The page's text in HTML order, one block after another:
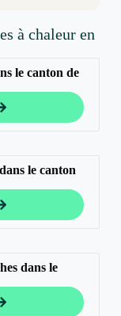
à chaleur en
le canton de
le canton
dans le